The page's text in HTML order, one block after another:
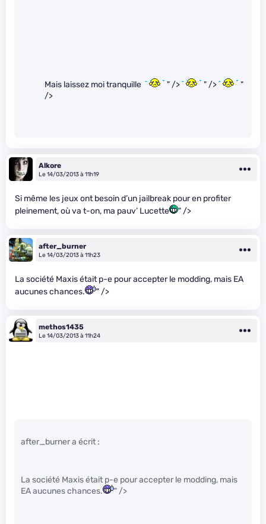
Mais laissez moi tranquille " /> " />
"
/>
Alkore
Le 14/03/2013 à 11h19
Si même les jeux ont besoin d’un jailbreak pour en profiter
pleinement, où va t-on, ma pauv’ Lucette
" />
after_burner
Le 14/03/2013 à 11h23
La société Maxis était p-e pour accepter le modding, mais EA
aucunes chances.
" />
methos1435
Le 14/03/2013 à 11h24
after_burner a écrit :
La société Maxis était p-e pour accepter le modding, mais
EA aucunes chances.
" />